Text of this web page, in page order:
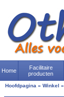
Home
Facilitaire
producten
Hoofdpagina » Winkel »